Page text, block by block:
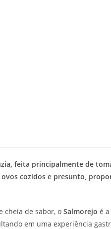
feita principalmente de
cozidos e presunto,
cheia de sabor, o Salmorejo é
em uma experiência